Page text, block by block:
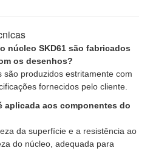
núcleo SKD61 são fabricados
os desenhos?
são produzidos estritamente com
fornecidos pelo cliente.
aplicada aos componentes do
da superfície e a resistência ao
do núcleo, adequada para